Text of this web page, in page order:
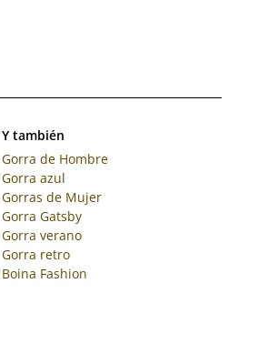
Y también
Gorra de Hombre
Gorra azul
Gorras de Mujer
Gorra Gatsby
Gorra verano
Gorra retro
Boina Fashion